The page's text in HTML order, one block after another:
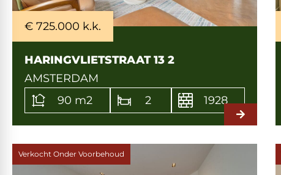
€ 725.000 k.k.
HARINGVLIETSTRAAT 13 2
AMSTERDAM
90 m2
2 1928
Verkocht Onder Voorbehoud